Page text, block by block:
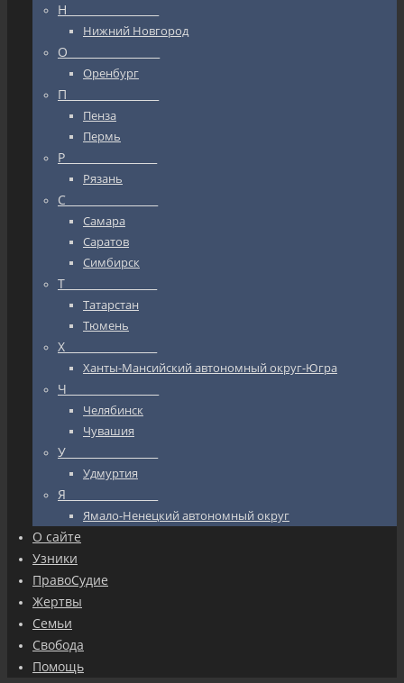
Н_________________
Нижний Новгород
О_________________
Оренбург
П_________________
Пенза
Пермь
Р_________________
Рязань
С_________________
Самара
Саратов
Симбирск
Т_________________
Татарстан
Тюмень
Х_________________
Ханты-Мансийский автономный округ-Югра
Ч_________________
Челябинск
Чувашия
У_________________
Удмуртия
Я_________________
Ямало-Ненецкий автономный округ
О сайте
Узники
ПравоСудие
Жертвы
Семьи
Свобода
Помощь